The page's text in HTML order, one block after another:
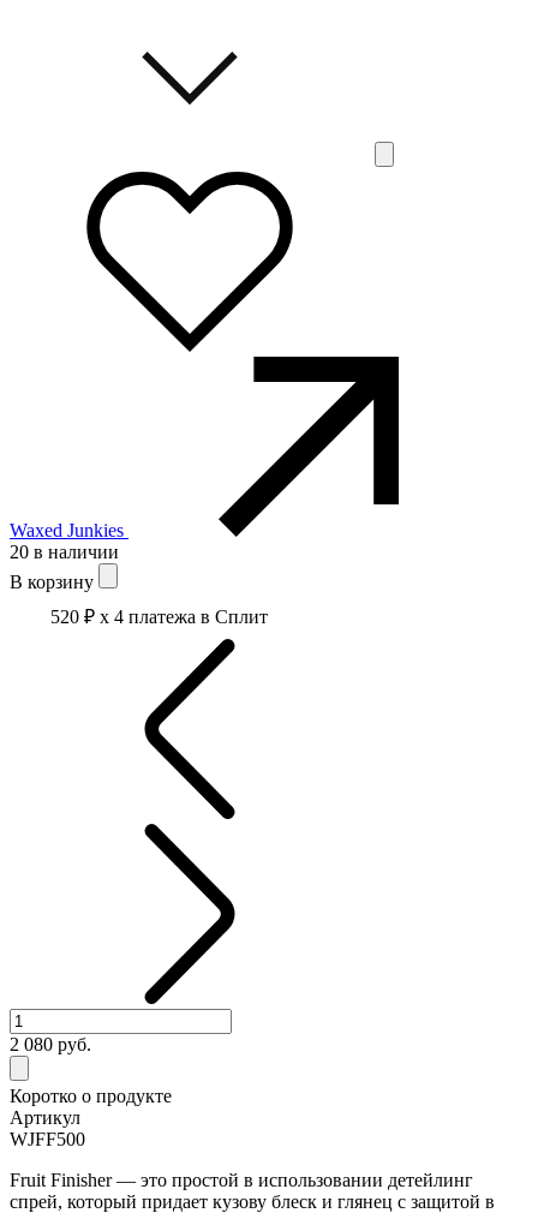
Waxed Junkies
20 в наличии
В корзину
520 ₽x 4 платежа в Сплит
2 080 руб.
Коротко о продукте
Артикул
WJFF500
Fruit Finisher — это простой в использовании детейлинг
спрей, который придает кузову блеск и глянец с защитой в